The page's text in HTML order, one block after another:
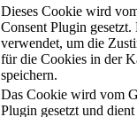
Dieses Cookie wird
Consent Plugin
verwendet, um die
für die Cookies in der
speichern.
Das Cookie wird vom
Plugin gesetzt und